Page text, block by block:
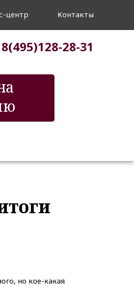
центр Контакты
8(495)128-28-31
но кое-какая